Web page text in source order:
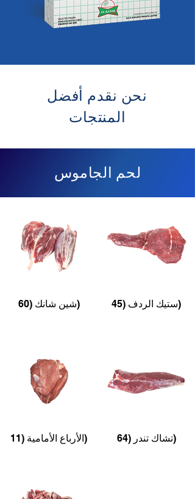
نحن نقدم أفضل
المنتجات
لحم الجاموس
شين شانك (60) ستيك الردف (45)
الأرباع الأمامية (11) تشاك تندر (64)